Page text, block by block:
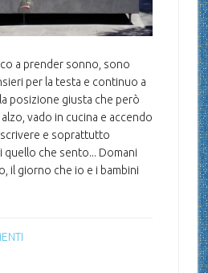
a prender sonno, sono
per la testa e continuo a
posizione giusta che però
vado in cucina e accendo
e soprattutto
che sento... Domani
il giorno che io e i bambini